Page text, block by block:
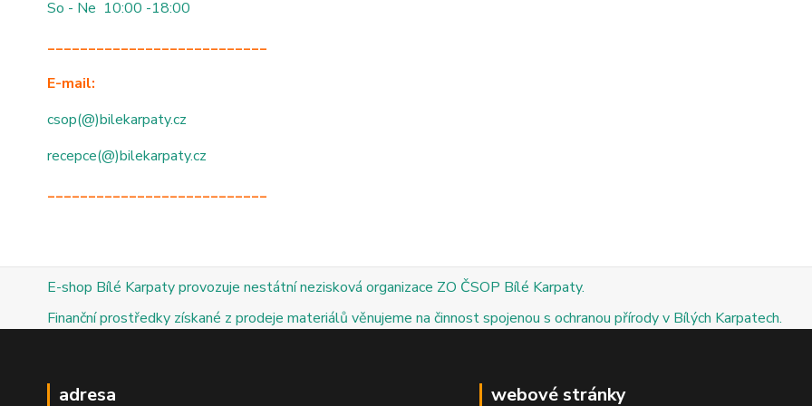
So - Ne 10:00 -18:00
___________________________
E-mail:
csop(@)bilekarpaty.cz
recepce(@)bilekarpaty.cz
___________________________
E-shop Bílé Karpaty provozuje nestátní nezisková organizace ZO ČSOP Bílé Karpaty.
Finanční prostředky získané z prodeje materiálů věnujeme na činnost spojenou s ochranou přírody v Bílých Karpatech.
adresa webové stránky